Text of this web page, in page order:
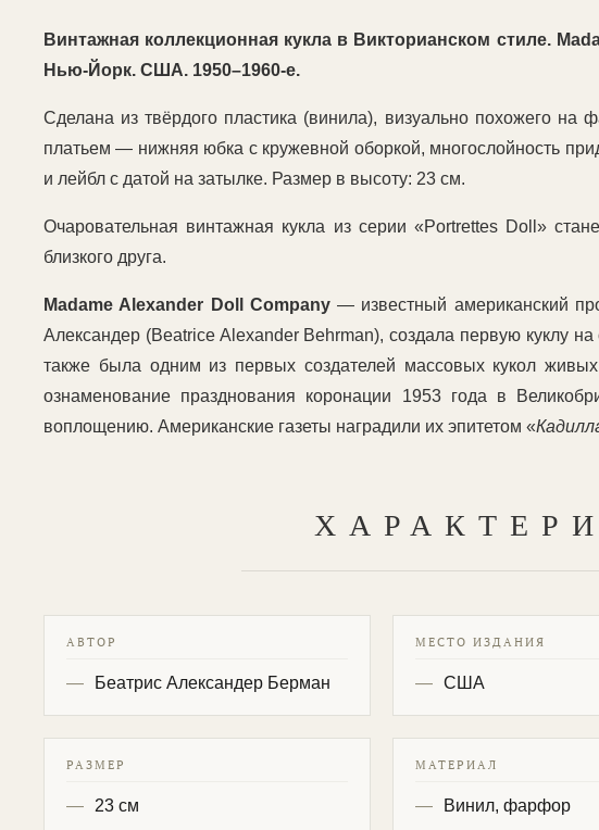
Винтажная коллекционная кукла в Викторианском стиле.
Нью-Йорк. США. 1950–1960-е.
Сделана из твёрдого пластика (винила), визуально похожего
платьем — нижняя юбка с кружевной оборкой, многослойность
и лейбл с датой на затылке. Размер в высоту: 23 см.
Очаровательная винтажная кукла из серии «Portrettes Doll»
близкого друга.
Madame Alexander Doll Company— известный американский
Александер (Beatrice Alexander Behrman), создала первую куклу
также была одним из первых создателей массовых кукол
ознаменование празднования коронации 1953 года в
воплощению. Американские газеты наградили их эпитетом «
АВТОР
Беатрис Александер Берман
МЕСТО ИЗДАНИЯ
США
РАЗМЕР
23 см
МАТЕРИАЛ
Винил, фарфор